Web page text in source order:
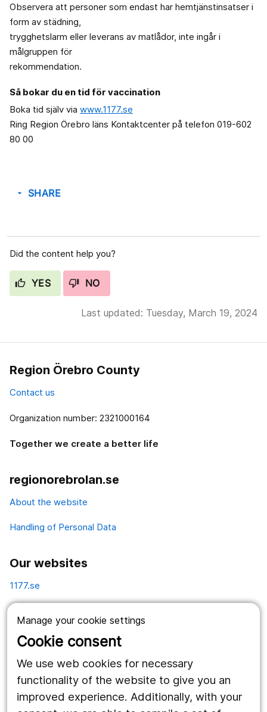
Manage your cookie settings
Cookie consent
We use web cookies for necessary
functionality of the website to give you an
improved experience. Additionally, with your
Observera att personer som endast har hemtjänstinsatser i
form av städning,
trygghetslarm eller leverans av matlådor, inte ingår i
målgruppen för
rekommendation.
Så bokar du en tid för vaccination
Boka tid själv via www.1177.se
Ring Region Örebro läns Kontaktcenter på telefon 019-602
80 00
arrow_drop_down SHARE
Did the content help you?
YES NO
Last updated: Tuesday, March 19, 2024
Region Örebro County
Contact us
Organization number: 2321000164
Together we create a better life
regionorebrolan.se
About the website
Handling of Personal Data
Our websites
1177.se
Vårdgivare
Utveckling
Follow us